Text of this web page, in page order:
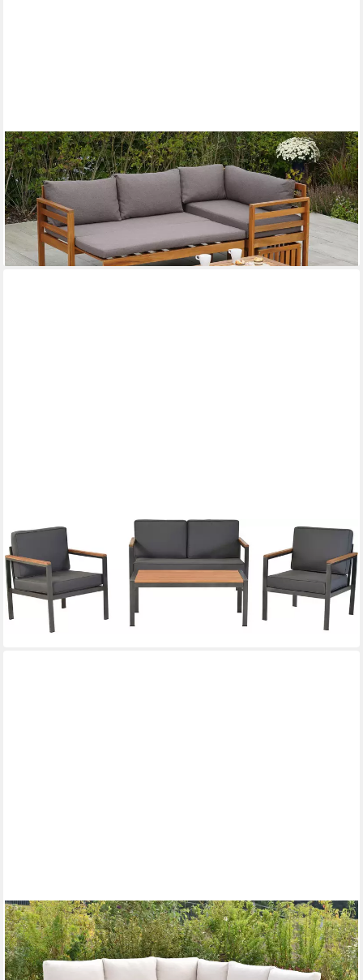
MERXX
Gartenlounge-Set Brasilia, (9-tlg), inkl. Auflagen
633,34 € UVP1.525,90 €
-58%
lieferbar - in 4-5 Werktagen bei dir
MERXX
Gartenlounge-Set »Kavos«, (Set, 10-tlg), Tischplatte und
Applikationen aus Kunststoff in Holzoptik
509,95 € UVP1.020,90 €
-50%
lieferbar - in 4-5 Werktagen bei dir
MERXX
Gartenlounge-Set »Delphi«, (Set, 13-tlg), Eckbank mit seitlichen
Ablageflächen
667,22 €
1.690,90 €